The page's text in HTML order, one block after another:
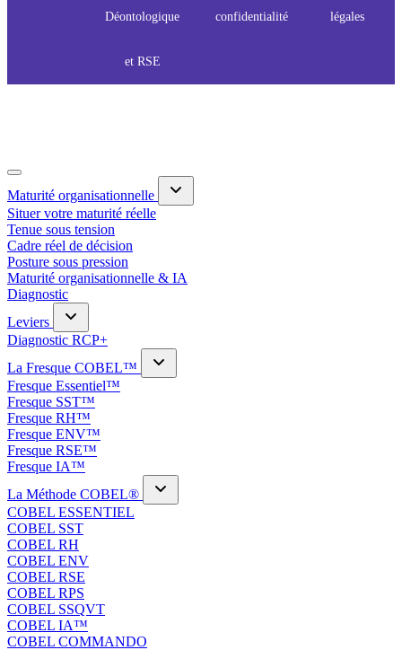
Déontologique
et RSE
confidentialité légales
Maturité organisationnelle
Situer votre maturité réelle
Tenue sous tension
Cadre réel de décision
Posture sous pression
Maturité organisationnelle & IA
Diagnostic
Leviers
Diagnostic RCP+
La Fresque COBEL™
Fresque Essentiel™
Fresque SST™
Fresque RH™
Fresque ENV™
Fresque RSE™
Fresque IA™
La Méthode COBEL®
COBEL ESSENTIEL
COBEL SST
COBEL RH
COBEL ENV
COBEL RSE
COBEL RPS
COBEL SSQVT
COBEL IA™
COBEL COMMANDO